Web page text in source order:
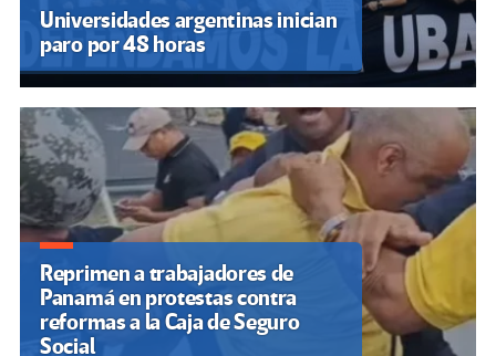
Universidades argentinas inician
paro por 48 horas
Reprimen a trabajadores de
Panamá en protestas contra
reformas a la Caja de Seguro
Social